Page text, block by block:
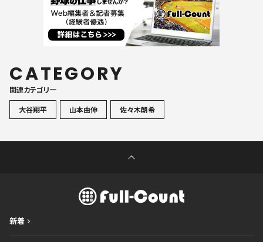
CATEGORY
関連カテゴリ一
大谷翔平
山本由伸 佐々木朗希
新着